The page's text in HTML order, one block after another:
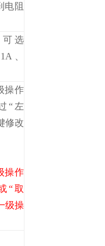
电阻
选
、
操作
“左
修改
操作
“取
级操